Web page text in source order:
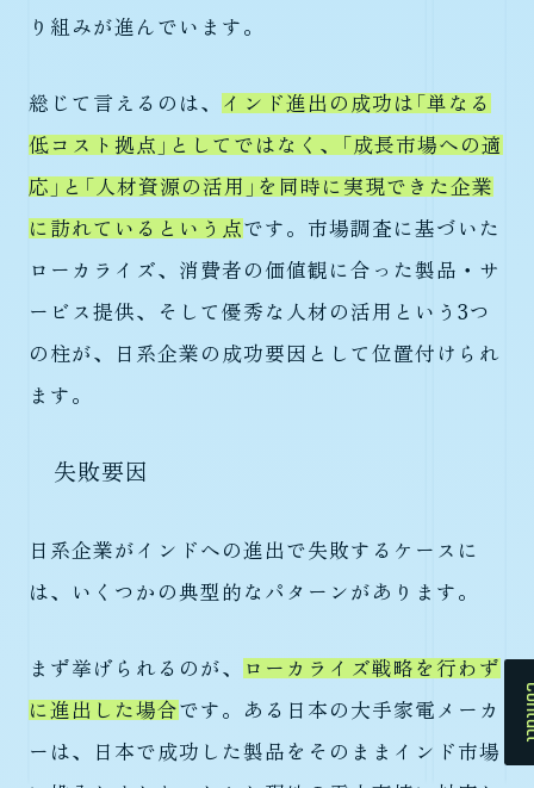
り組みが進んでいます。
総じて言えるのは、 インド進出の成功は「単なる
低コスト拠点」としてではなく、「成長市場への適
応」と「人材資源の活用」を同時に実現できた企業
に訪れているという点です。市場調査に基づいた
ローカライズ、消費者の価値観に合った製品・サ
ービス提供、そして優秀な人材の活用という3つ
の柱が、日系企業の成功要因として位置付けられ
ます。
失敗要因
日系企業がインドへの進出で失敗するケースに
は、いくつかの典型的なパターンがあります。
まず挙げられるのが、 ローカライズ戦略を行わず
に進出した場合です。ある日本の大手家電メーカ
ーは、日本で成功した製品をそのままインド市場